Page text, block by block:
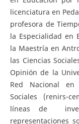
licenciatura en
profesora de
la Especialidad en
la Maestría en
las Ciencias
Opinión de la
Red Nacional en
Sociales (renirs-
líneas de
representaciones